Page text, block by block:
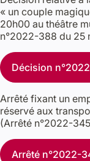
« un couple
20h00 au théâtre
n°2022-388 du 25
Décision
Arrêté fixant un
réservé aux
(Arrêté n°2022-
Arrêté n°2022-